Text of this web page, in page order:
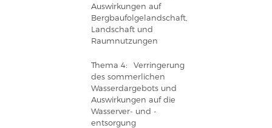
Auswirkungen auf
Bergbaufolgelandschaft,
Landschaft und
Raumnutzungen
Thema 4: Verringerung
des sommerlichen
Wasserdargebots und
Auswirkungen auf die
Wasserver- und -
entsorgung